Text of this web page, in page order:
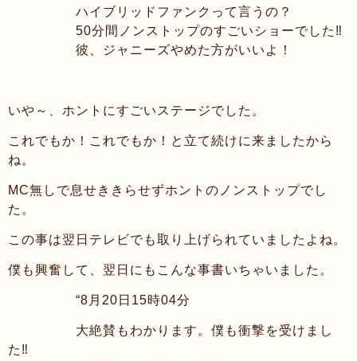
ハイブリッドファンクって言うの？
50分間ノンストップのすごいショーでした ‼︎
彼、ジャニーズやめた方がいいよ！
いや～、ホントにすごいステージでした。
これでもか！これでもか！と立て続けに来ましたから
ね。
MC無しで息せききらせずホントのノンストップでし
た。
この事は翌日テレビでも取り上げられていましたよね。
僕も興奮して、翌日にもこんな事書いちゃいました。
“8月20日15時04分
大絶賛もわかります。僕も衝撃を受けまし
た ‼︎